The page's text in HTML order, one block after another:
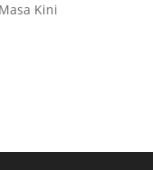
Kini